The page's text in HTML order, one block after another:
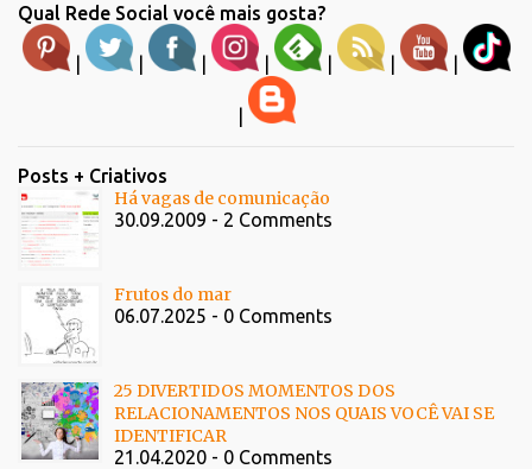
Qual Rede Social você mais gosta?
| | | | | | |
Posts + Criativos
Há vagas de comunicação
30.09.2009 - 2 Comments
Frutos do mar
06.07.2025 - 0 Comments
25 DIVERTIDOS MOMENTOS DOS
RELACIONAMENTOS NOS QUAIS VOCÊ VAI SE
IDENTIFICAR
21.04.2020 - 0 Comments